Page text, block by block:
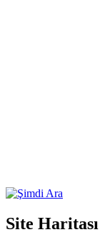
Site Haritası